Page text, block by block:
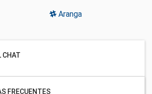
Aranga
CHAT
FRECUENTES